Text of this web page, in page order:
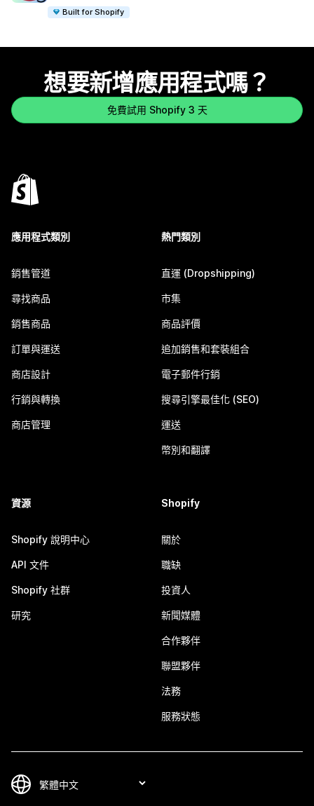
Built for Shopify
想要新增應用程式嗎？
免費試用 Shopify 3 天
應用程式類別
銷售管道
尋找商品
銷售商品
訂單與運送
商店設計
行銷與轉換
商店管理
熱門類別
直運 (Dropshipping)
市集
商品評價
追加銷售和套裝組合
電子郵件行銷
搜尋引擎最佳化 (SEO)
運送
幣別和翻譯
資源
Shopify 說明中心
API 文件
Shopify 社群
研究
Shopify
關於
職缺
投資人
新聞媒體
合作夥伴
聯盟夥伴
法務
服務狀態